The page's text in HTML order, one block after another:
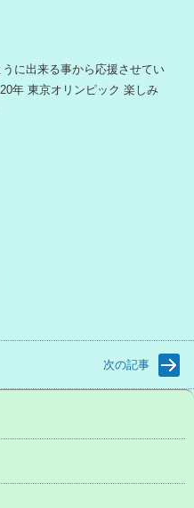
うに出来る事から応援させてい
年 東京オリンピック 楽しみ
次の記事